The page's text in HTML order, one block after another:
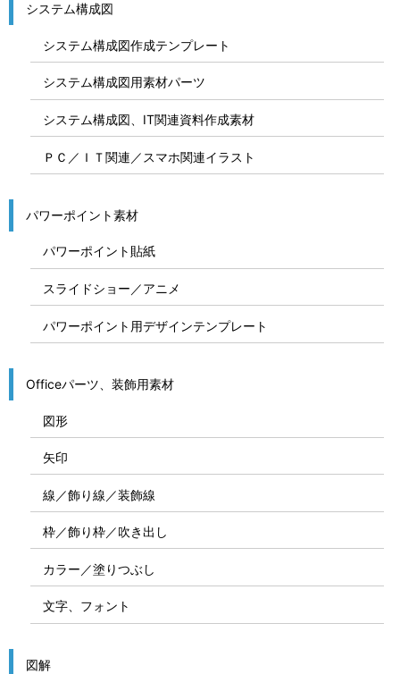
システム構成図
システム構成図作成テンプレート
システム構成図用素材パーツ
システム構成図、IT関連資料作成素材
ＰＣ／ＩＴ関連／スマホ関連イラスト
パワーポイント素材
パワーポイント貼紙
スライドショー／アニメ
パワーポイント用デザインテンプレート
Officeパーツ、装飾用素材
図形
矢印
線／飾り線／装飾線
枠／飾り枠／吹き出し
カラー／塗りつぶし
文字、フォント
図解